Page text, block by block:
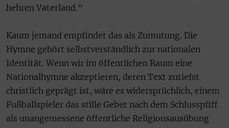
hehren Vaterland.“
Kaum jemand empfindet das als Zumutung. Die
Hymne gehört selbstverständlich zur nationalen
Identität. Wenn wir im öffentlichen Raum eine
Nationalhymne akzeptieren, deren Text zutiefst
christlich geprägt ist, wäre es widersprüchlich, einem
Fußballspieler das stille Gebet nach dem Schlusspfiff
als unangemessene öffentliche Religionsausübung